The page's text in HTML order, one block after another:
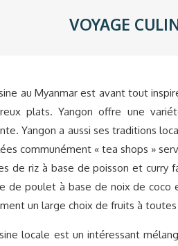
VOYAGE
au Myanmar est avant tout
plats. Yangon offre une
Yangon a aussi ses traditions
communément « tea shops »
de riz à base de poisson et curry
de poulet à base de noix de
un large choix de fruits à
locale est un intéressant